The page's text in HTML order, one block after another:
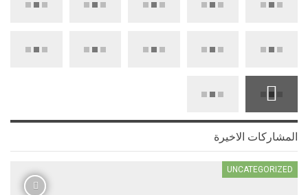
المشاركات الاخيرة
UNCATEGORIZED